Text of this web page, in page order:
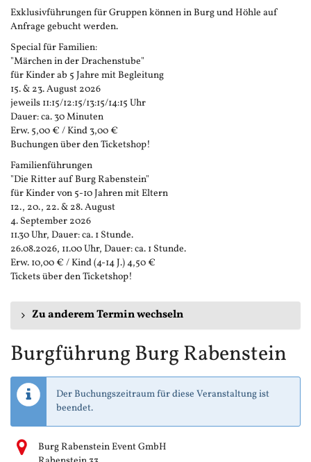
Exklusivführungen für Gruppen können in Burg und Höhle auf
Anfrage gebucht werden.
Special für Familien:
"Märchen in der Drachenstube"
für Kinder ab 5 Jahre mit Begleitung
15. & 23. August 2026
jeweils 11:15/12:15/13:15/14:15 Uhr
Dauer: ca. 30 Minuten
Erw. 5,00 € / Kind 3,00 €
Buchungen über den Ticketshop!
Familienführungen
"Die Ritter auf Burg Rabenstein"
für Kinder von 5-10 Jahren mit Eltern
12., 20., 22. & 28. August
4. September 2026
11.30 Uhr, Dauer: ca. 1 Stunde.
26.08.2026, 11.00 Uhr, Dauer: ca. 1 Stunde.
Erw. 10,00 € / Kind (4-14 J.) 4,50 €
Tickets über den Ticketshop!
Zu anderem Termin wechseln
Burgführung Burg Rabenstein
Der Buchungszeitraum für diese Veranstaltung ist
beendet.
Burg Rabenstein Event GmbH